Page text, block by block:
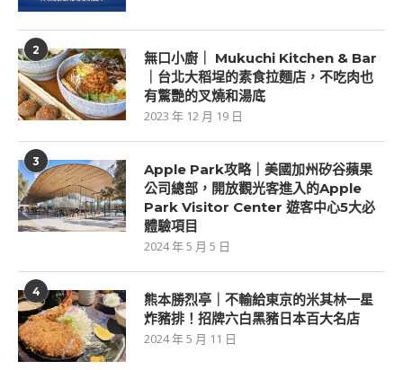
2
無口小廚｜ Mukuchi Kitchen & Bar
｜台北大稻埕的素食拉麵店，不吃肉也
有驚艷的叉燒和湯底
2023 年 12 月 19 日
3
Apple Park攻略｜美國加州矽谷蘋果
公司總部，開放觀光客進入的Apple
Park Visitor Center 遊客中心5大必
體驗項目
2024 年 5 月 5 日
4
熊本勝烈亭｜不輸給東京的米其林一星
炸豬排！招牌六白黑豬日本百大名店
2024 年 5 月 11 日